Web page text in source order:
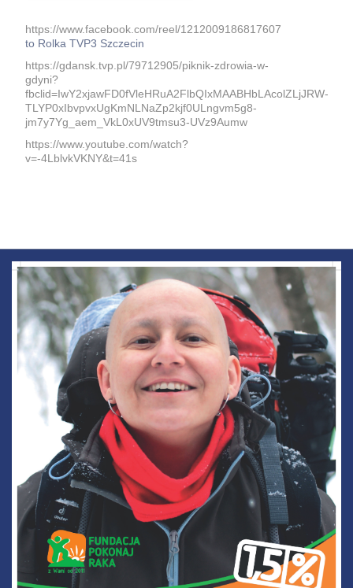
https://www.facebook.com/reel/1212009186817607
to Rolka TVP3 Szczecin
https://gdansk.tvp.pl/79712905/piknik-zdrowia-w-
gdyni?
fbclid=IwY2xjawFD0fVleHRuA2FlbQIxMAABHbLAcolZLjJRW-
TLYP0xIbvpvxUgKmNLNaZp2kjf0ULngvm5g8-
jm7y7Yg_aem_VkL0xUV9tmsu3-UVz9Aumw
https://www.youtube.com/watch?
v=-4LblvkVKNY&t=41s